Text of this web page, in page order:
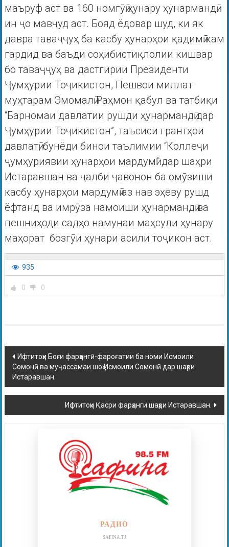
маъруф аст ва 160 номгӯӣ ҳунару ҳунармандӣ
ин ҷо мавҷуд аст. Бояд ёдовар шуд, ки як
давра таваҷҷуҳ ба касбу ҳунарҳои қадимӣ кам
гардид ва баъди соҳибистиқлолии кишвар
бо таваҷҷуҳ ва дастгирии Президенти
Ҷумҳурии Тоҷикистон, Пешвои миллат
муҳтарам Эмомалӣ Раҳмон қабул ва татбиқи
“Барномаи давлатии рушди ҳунармандӣ дар
Ҷумҳурии Тоҷикистон”, таъсиси грантҳои
давлатӣ, бунёди бинои таълимии “Коллеҷи
ҷумҳуриявии ҳунарҳои мардумӣ” дар шаҳри
Истаравшан ва ҷалби ҷавонон ба омӯзиши
касбу ҳунарҳои мардумӣ аз нав эҳёву рушд
ёфтанд ва имрӯза намоиши ҳунармандӣ ва
пешниҳоди садҳо намунаи маҳсули ҳунару
маҳорат бозгӯи ҳунари асили тоҷикон аст.
935
0 0
Ифтитоҳи Боғи фарҳангӣ-фароғатии ба номи Исмоили
Сомонӣ ва муҷассамаи шоҳ Исмоили Сомонӣ дар шаҳри
Истаравшан.
Ифтитоҳи Қасри фарҳанги шаҳри Истаравшан.
РАДИО
SAFINA.TJ